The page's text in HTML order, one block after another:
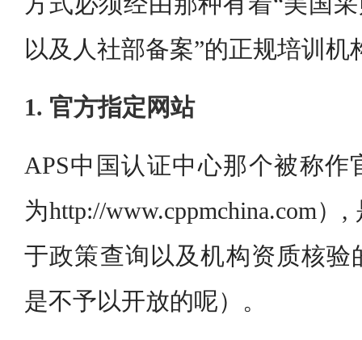
以及人社部备案”的正规培训机
1. 官方指定网站
APS中国认证中心那个被称作
为http://www.cppmchina.com
于政策查询以及机构资质核验
是不予以开放的呢）。